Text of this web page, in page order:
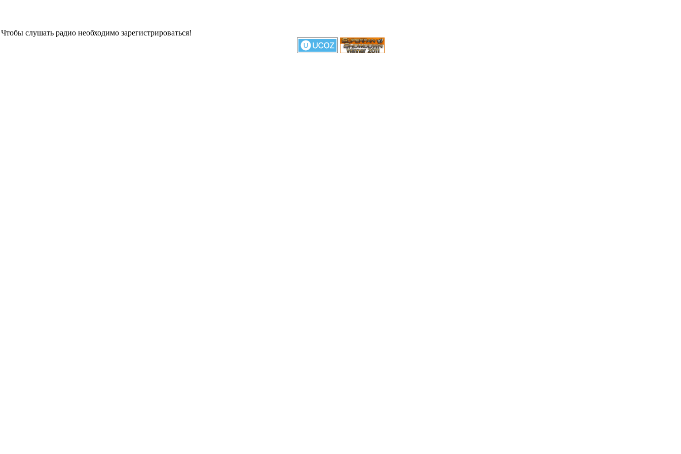
Чтобы слушать радио необходимо зарегистрироваться!